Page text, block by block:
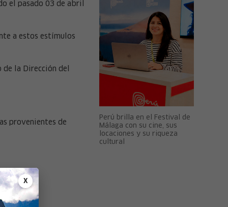
X
el pasado 03 de abril
a estos estímulos
la Dirección del
provenientes de
Perú brilla en el Festival de
Málaga con su cine, sus
locaciones y su riqueza
cultural